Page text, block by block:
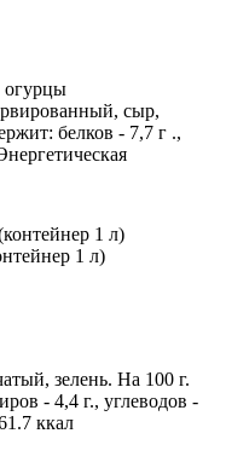
огурцы
сыр,
белков - 7,7 г .,
1 л)
зелень. На 100 г.
- 4,4 г., углеводов -
ккал